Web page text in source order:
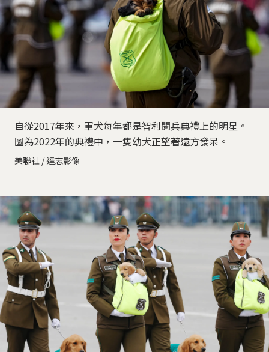
自從2017年來，軍犬每年都是智利閱兵典禮上的明星。
圖為2022年的典禮中，一隻幼犬正望著遠方發呆。
美聯社 / 達志影像